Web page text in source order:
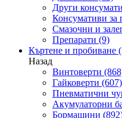
Други
Консумативи за
Смазочни и
Препарати (9)
Къртене и пробиване
Назад
Винтоверти
Гайковерти (607)
Пневматични
Акумулаторни
Бормашини